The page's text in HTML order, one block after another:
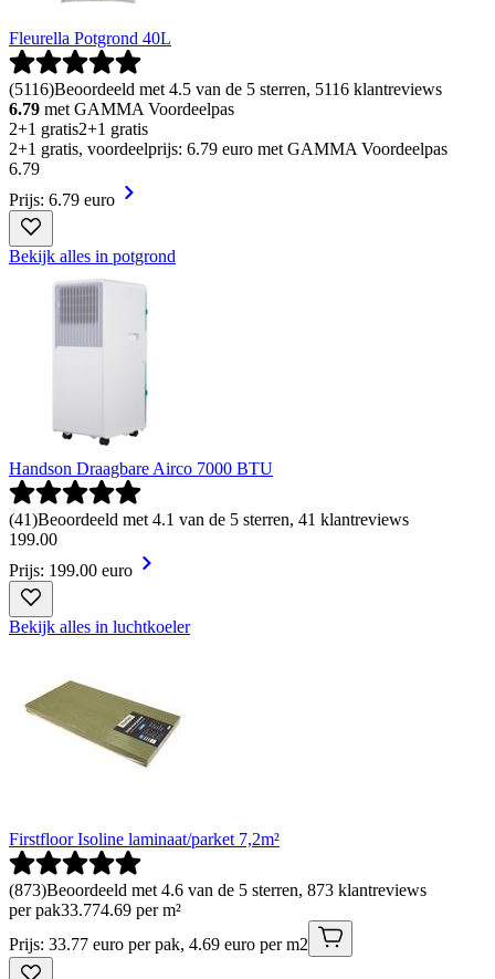
Fleurella Potgrond 40L
(5116)Beoordeeld met 4.5 van de 5 sterren, 5116 klantreviews
6.79 met GAMMA Voordeelpas
2+1 gratis2+1 gratis
2+1 gratis, voordeelprijs: 6.79 euro met GAMMA Voordeelpas
6.79
Prijs: 6.79 euro
Bekijk alles in potgrond
Handson Draagbare Airco 7000 BTU
(41)Beoordeeld met 4.1 van de 5 sterren, 41 klantreviews
199.00
Prijs: 199.00 euro
Bekijk alles in luchtkoeler
Firstfloor Isoline laminaat/parket 7,2m²
(873)Beoordeeld met 4.6 van de 5 sterren, 873 klantreviews
per pak33.774.69 per m²
Prijs: 33.77 euro per pak, 4.69 euro per m2